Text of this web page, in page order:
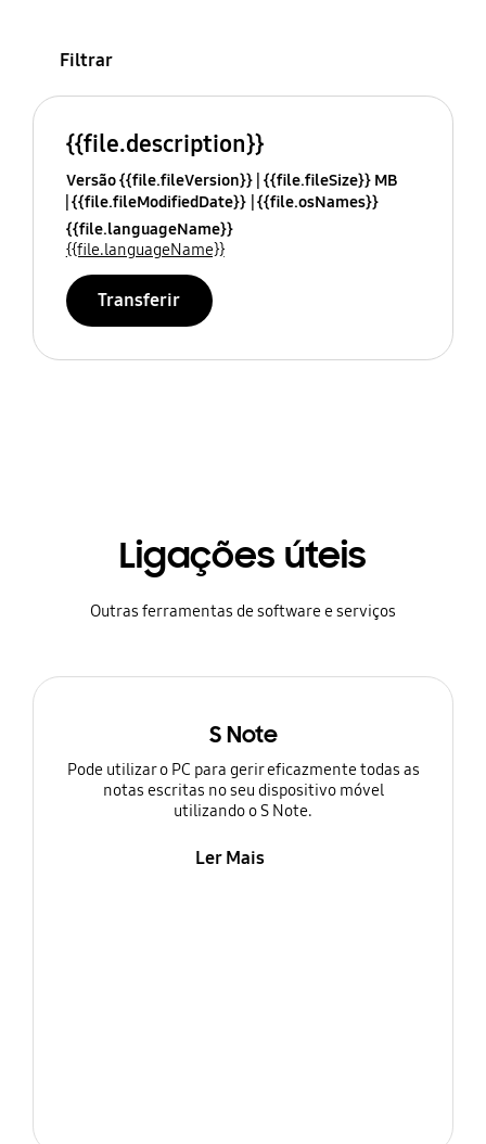
Filtrar
{{file.description}}
Versão {{file.fileVersion}} {{file.fileSize}} MB
{{file.fileModifiedDate}} {{file.osNames}}
{{file.languageName}}
{{file.languageName}}
Transferir
Ligações úteis
Outras ferramentas de software e serviços
S Note
Pode utilizar o PC para gerir eficazmente todas as
notas escritas no seu dispositivo móvel
utilizando o S Note.
Ler Mais